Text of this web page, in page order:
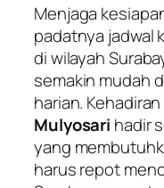
Menjaga
padatnya jadwal
di wilayah
semakin mudah
harian.
Mulyosari hadir
yang
harus repot